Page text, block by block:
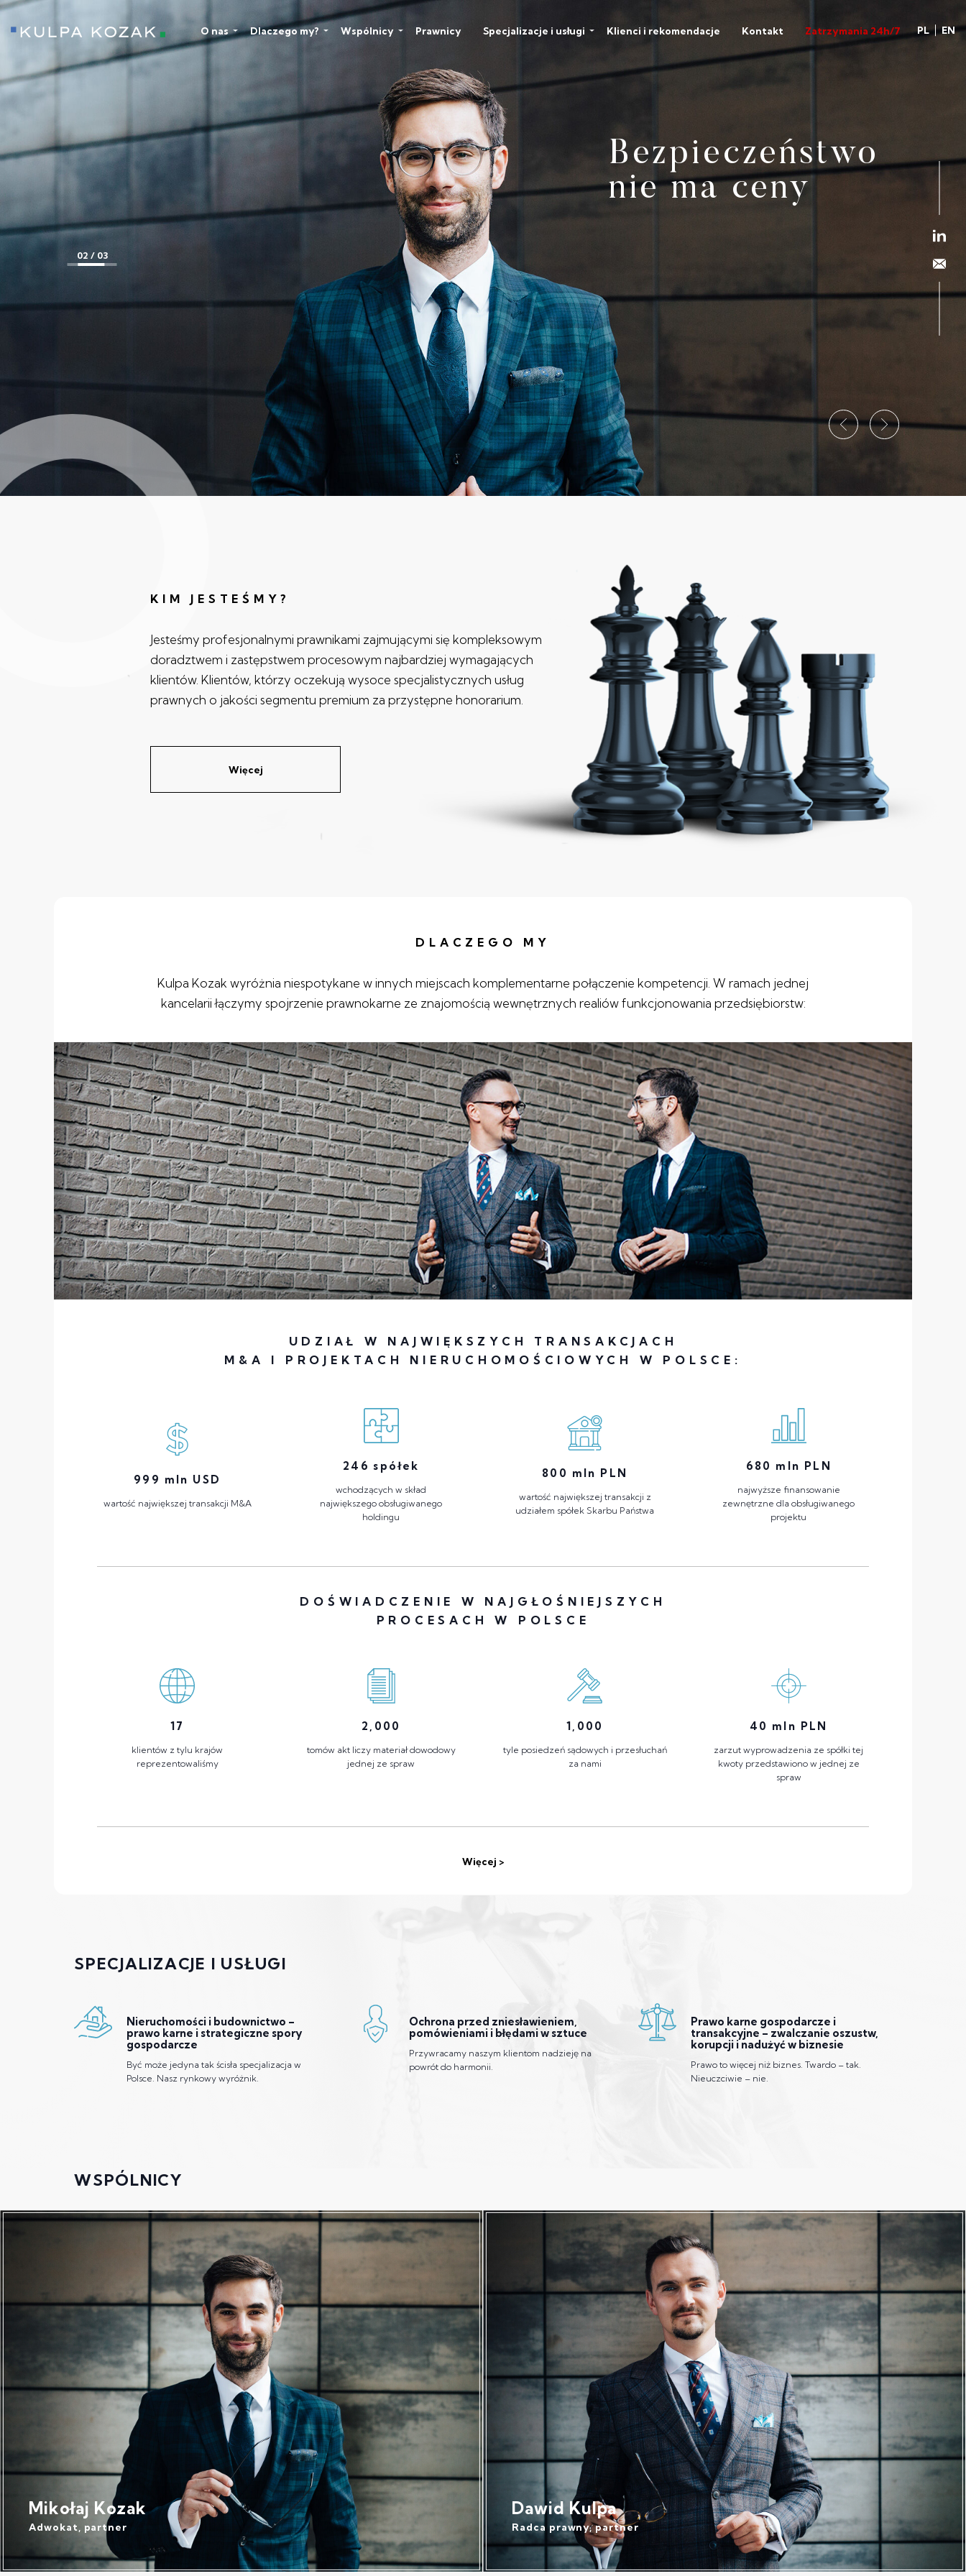
O nas Dlaczego my? Wspólnicy Prawnicy Specjalizacje i usługi Klienci i rekomendacje Kontakt Zatrzymania 24h/7 PL EN
Bezpieczeństwo
nie ma ceny
Pasja przekracza
profesjonalizm
3 / 03
KIM JESTEŚMY?
Jesteśmy profesjonalnymi prawnikami zajmującymi się kompleksowym
doradztwem i zastępstwem procesowym najbardziej wymagających
klientów. Klientów, którzy oczekują wysoce specjalistycznych usług
prawnych o jakości segmentu premium za przystępne honorarium.
Więcej
DLACZEGO MY
Kulpa Kozak wyróżnia niespotykane w innych miejscach komplementarne połączenie kompetencji. W ramach jednej
kancelarii łączymy spojrzenie prawnokarne ze znajomością wewnętrznych realiów funkcjonowania przedsiębiorstw:
UDZIAŁ W NAJWIĘKSZYCH TRANSAKCJACH
M&A I PROJEKTACH NIERUCHOMOŚCIOWYCH W POLSCE:
999 mln USD
wartość największej transakcji M&A
246 spółek
wchodzących w skład
największego obsługiwanego
holdingu
800 mln PLN
wartość największej transakcji z
udziałem spółek Skarbu Państwa
680 mln PLN
najwyższe finansowanie
zewnętrzne dla obsługiwanego
projektu
DOŚWIADCZENIE W NAJGŁOŚNIEJSZYCH
PROCESACH W POLSCE
17
klientów z tylu krajów
reprezentowaliśmy
2,000
tomów akt liczy materiał dowodowy
jednej ze spraw
1,000
tyle posiedzeń sądowych i przesłuchań
za nami
40 mln PLN
zarzut wyprowadzenia ze spółki tej
kwoty przedstawiono w jednej ze
spraw
Więcej
SPECJALIZACJE I USŁUGI
Nieruchomości i budownictwo –
prawo karne i strategiczne spory
gospodarcze
Być może jedyna tak ścisła specjalizacja w
Polsce. Nasz rynkowy wyróżnik.
Ochrona przed zniesławieniem,
pomówieniami i błędami w sztuce
Przywracamy naszym klientom nadzieję na
powrót do harmonii.
Prawo karne gospodarcze i
transakcyjne – zwalczanie oszustw,
korupcji i nadużyć w biznesie
Prawo to więcej niż biznes. Twardo – tak.
Nieuczciwie – nie.
WSPÓLNICY
Mikołaj Kozak
Adwokat, partner
Dawid Kulpa
Radca prawny, partner